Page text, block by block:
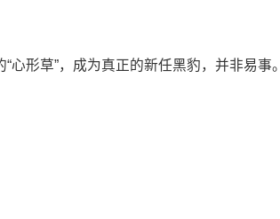
形草”，成为真正的新任黑豹，并非易事。